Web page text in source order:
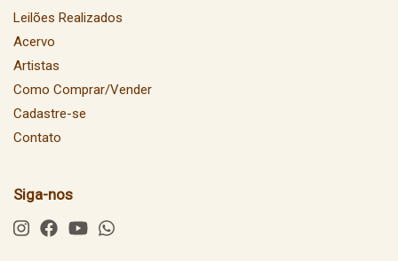
Leilões Realizados
Acervo
Artistas
Como Comprar/Vender
Cadastre-se
Contato
Siga-nos